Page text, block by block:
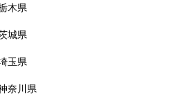
木県
城県
玉県
奈川県